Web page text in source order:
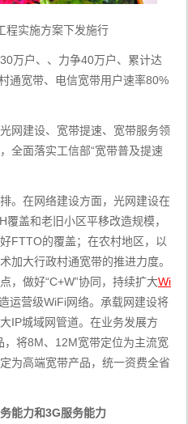
程实施方案下发施行
万户、、力争40万户、累计达
通宽带、电信宽带用户速率80%
网建设、宽带提速、宽带服务领
全面落实工信部“宽带普及提速
。在网络建设方面，光网建设在
盖和老旧小区平移改造规模，
FTTO的覆盖；在农村地区，以
加大行政村通宽带的推进力度。
，做好“C+W”协同，持续扩大Wi
运营级WiFi网络。承载网建设将
IP城域网管道。在业务发展方
将8M、12M宽带定位为主流宽
为高端宽带产品，统一资费全省
能力和3G服务能力